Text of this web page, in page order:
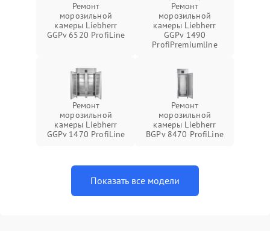
Ремонт
морозильной
камеры Liebherr
GGPv 6520 ProfiLine
Ремонт
морозильной
камеры Liebherr
GGPv 1490
ProfiPremiumline
Ремонт
морозильной
камеры Liebherr
GGPv 1470 ProfiLine
Ремонт
морозильной
камеры Liebherr
BGPv 8470 ProfiLine
Показать все модели